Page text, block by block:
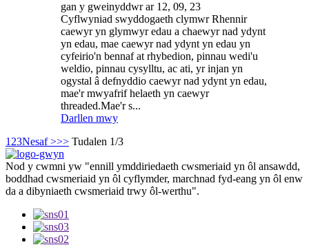
gan y gweinyddwr ar 12, 09, 23
Cyflwyniad swyddogaeth clymwr Rhennir
caewyr yn glymwyr edau a chaewyr nad ydynt
yn edau, mae caewyr nad ydynt yn edau yn
cyfeirio'n bennaf at rhybedion, pinnau wedi'u
weldio, pinnau cysylltu, ac ati, yr injan yn
ogystal â defnyddio caewyr nad ydynt yn edau,
mae'r mwyafrif helaeth yn caewyr
threaded.Mae'r s...
Darllen mwy
1 23Nesaf >>> Tudalen 1/3
Nod y cwmni yw "ennill ymddiriedaeth cwsmeriaid yn ôl ansawdd,
boddhad cwsmeriaid yn ôl cyflymder, marchnad fyd-eang yn ôl enw
da a dibyniaeth cwsmeriaid trwy ôl-werthu".